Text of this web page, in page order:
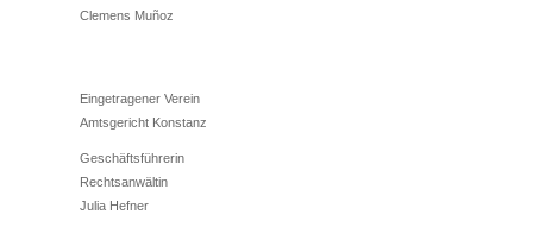
Clemens Muñoz
Eingetragener Verein
Amtsgericht Konstanz
Geschäftsführerin
Rechtsanwältin
Julia Hefner